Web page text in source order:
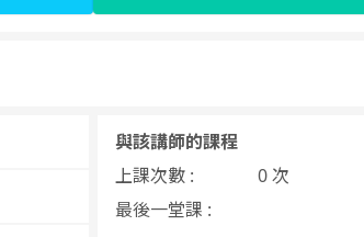
與該講師的課程
上課次數 :
0 次
最後一堂課 :